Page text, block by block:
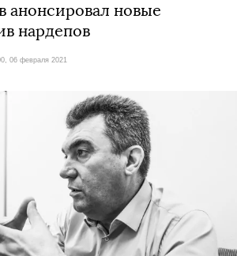
новые
нардепов
06 февраля 2021